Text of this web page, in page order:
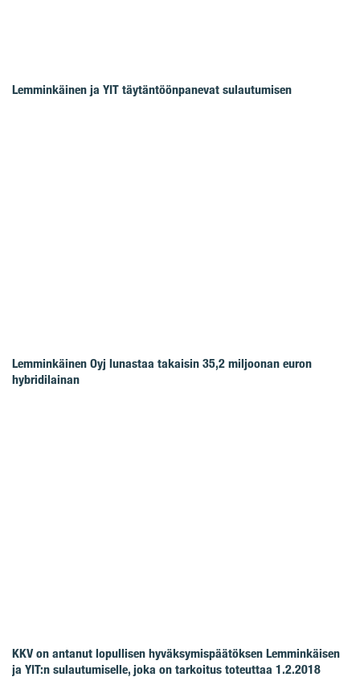
Lemminkäinen ja YIT täytäntöönpanevat sulautumisen
Lemminkäinen Oyj lunastaa takaisin 35,2 miljoonan euron
hybridilainan
KKV on antanut lopullisen hyväksymispäätöksen Lemminkäisen
ja YIT:n sulautumiselle, joka on tarkoitus toteuttaa 1.2.2018